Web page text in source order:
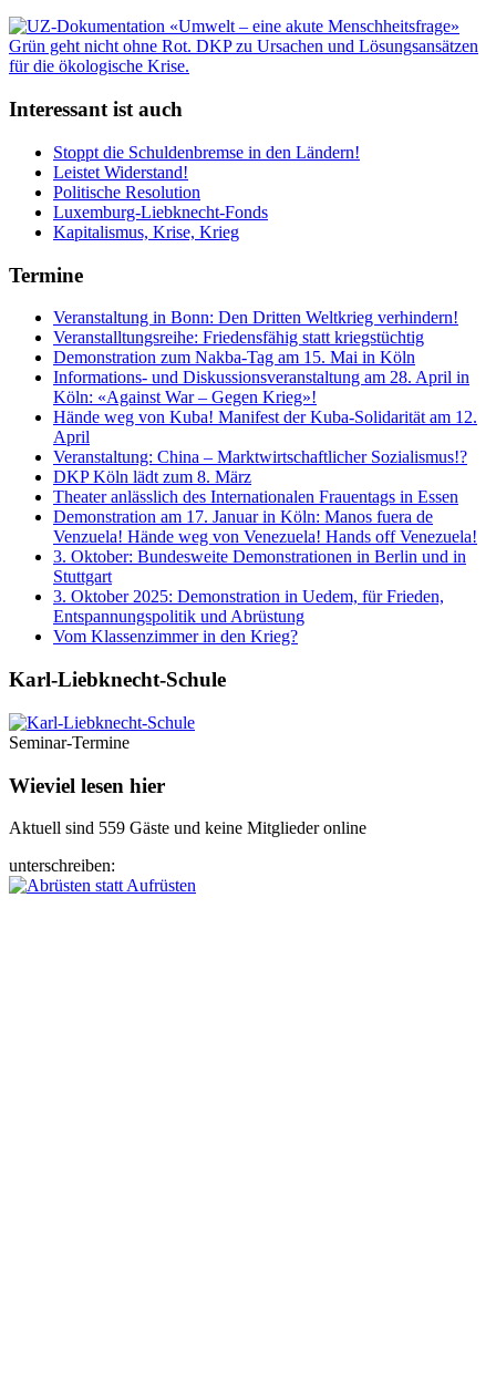
Interessant ist auch
Stoppt die Schuldenbremse in den Ländern!
Leistet Widerstand!
Politische Resolution
Luxemburg-Liebknecht-Fonds
Kapitalismus, Krise, Krieg
Termine
Veranstaltung in Bonn: Den Dritten Weltkrieg verhindern!
Veranstalltungsreihe: Friedensfähig statt kriegstüchtig
Demonstration zum Nakba-Tag am 15. Mai in Köln
Informations- und Diskussionsveranstaltung am 28. April in
Köln: «Against War – Gegen Krieg»!
Hände weg von Kuba! Manifest der Kuba-Solidarität am 12.
April
Veranstaltung: China – Marktwirtschaftlicher Sozialismus!?
DKP Köln lädt zum 8. März
Theater anlässlich des Internationalen Frauentags in Essen
Demonstration am 17. Januar in Köln: Manos fuera de
Venzuela! Hände weg von Venezuela! Hands off Venezuela!
3. Oktober: Bundesweite Demonstrationen in Berlin und in
Stuttgart
3. Oktober 2025: Demonstration in Uedem, für Frieden,
Entspannungspolitik und Abrüstung
Vom Klassenzimmer in den Krieg?
Karl-Liebknecht-­Schule
Seminar-Termine
Wieviel lesen hier
Aktuell sind 559 Gäste und keine Mitglieder online
unterschreiben: